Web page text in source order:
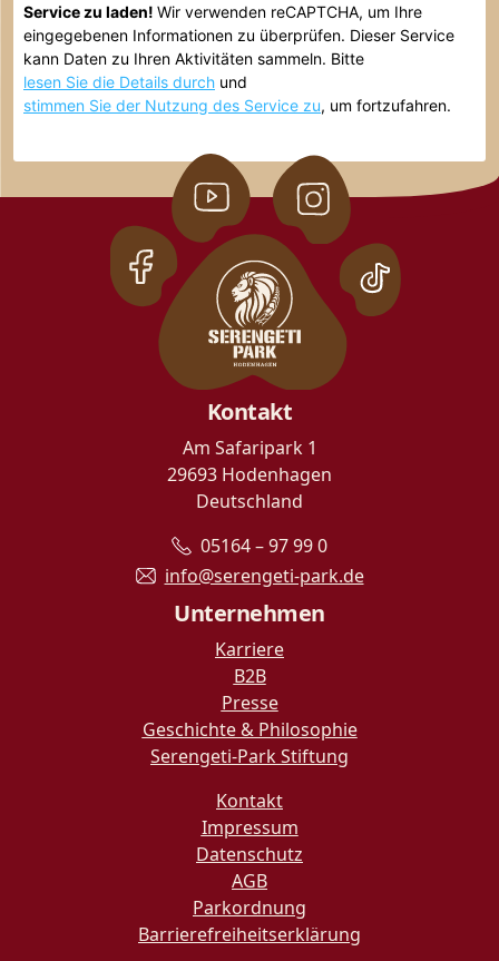
Service zu laden! Wir verwenden reCAPTCHA, um Ihre
eingegebenen Informationen zu überprüfen. Dieser Service
kann Daten zu Ihren Aktivitäten sammeln. Bitte
lesen Sie die Details durch und
stimmen Sie der Nutzung des Service zu, um fortzufahren.
Kontakt
Am Safaripark 1
29693 Hodenhagen
Deutschland
05164 – 97 99 0
info@serengeti-park.de
Unternehmen
Karriere
B2B
Presse
Geschichte & Philosophie
Serengeti-Park Stiftung
Kontakt
Impressum
Datenschutz
AGB
Parkordnung
Barrierefreiheitserklärung